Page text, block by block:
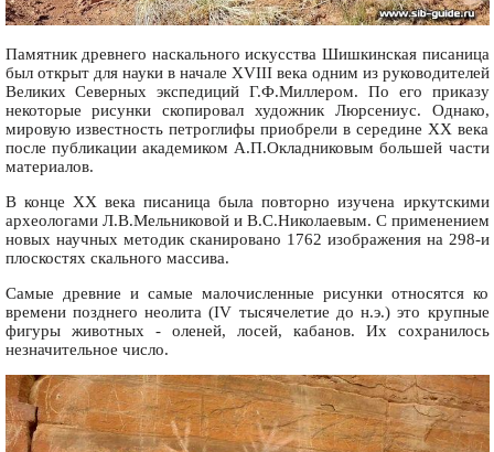
Памятник древнего наскального искусства Шишкинская писаница
был открыт для науки в начале XVIII века одним из руководителей
Великих Северных экспедиций Г.Ф.Миллером. По его приказу
некоторые рисунки скопировал художник Люрсениус. Однако,
мировую известность петроглифы приобрели в середине XX века
после публикации академиком А.П.Окладниковым большей части
материалов.
В конце XX века писаница была повторно изучена иркутскими
археологами Л.В.Мельниковой и В.С.Николаевым. С применением
новых научных методик сканировано 1762 изображения на 298-и
плоскостях скального массива.
Самые древние и самые малочисленные рисунки относятся ко
времени позднего неолита (IV тысячелетие до н.э.) это крупные
фигуры животных - оленей, лосей, кабанов. Их сохранилось
незначительное число.